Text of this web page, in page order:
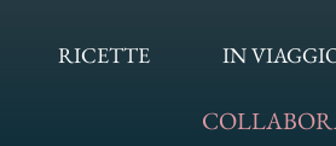
RICETTE IN